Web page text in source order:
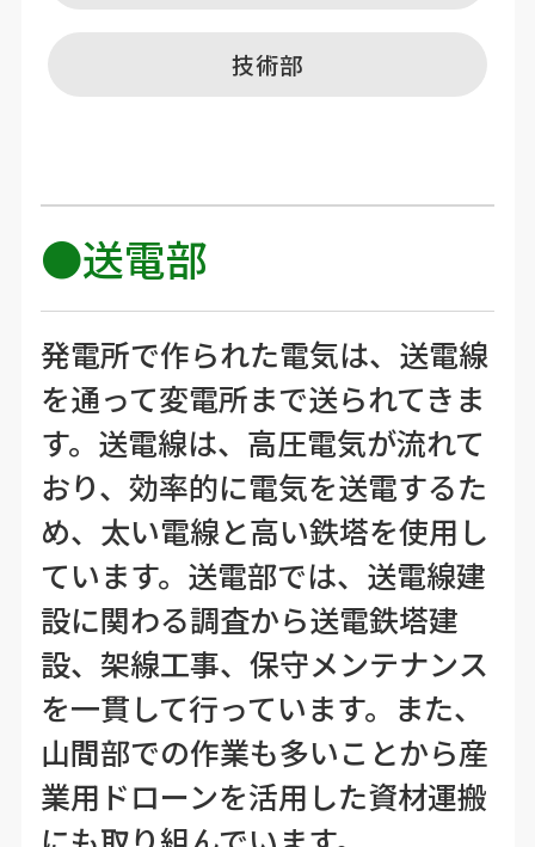
技術部
●送電部
発電所で作られた電気は、送電線
を通って変電所まで送られてきま
す。送電線は、高圧電気が流れて
おり、効率的に電気を送電するた
め、太い電線と高い鉄塔を使用し
ています。送電部では、送電線建
設に関わる調査から送電鉄塔建
設、架線工事、保守メンテナンス
を一貫して行っています。また、
山間部での作業も多いことから産
業用ドローンを活用した資材運搬